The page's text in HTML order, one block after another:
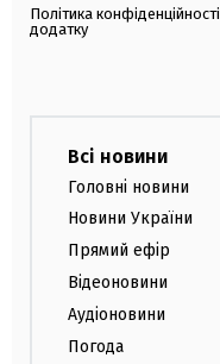
Політика конфіденційності
додатку
Всі новини
Головні новини
Новини України
Прямий ефір
Відеоновини
Аудіоновини
Погода